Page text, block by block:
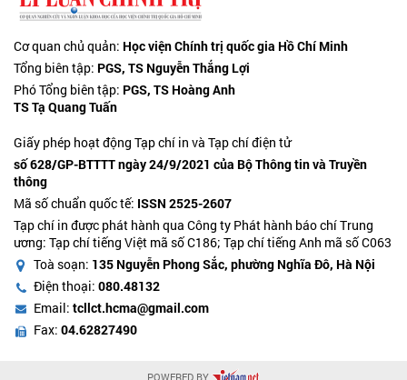
Cơ quan chủ quản: Học viện Chính trị quốc gia Hồ Chí Minh
Tổng biên tập: PGS, TS Nguyễn Thắng Lợi
Phó Tổng biên tập: PGS, TS Hoàng Anh
TS Tạ Quang Tuấn
Giấy phép hoạt động Tạp chí in và Tạp chí điện tử
số 628/GP-BTTTT ngày 24/9/2021 của Bộ Thông tin và Truyền
thông
Mã số chuẩn quốc tế: ISSN 2525-2607
Tạp chí in được phát hành qua Công ty Phát hành báo chí Trung
ương: Tạp chí tiếng Việt mã số C186; Tạp chí tiếng Anh mã số C063
Toà soạn: 135 Nguyễn Phong Sắc, phường Nghĩa Đô, Hà Nội
Điện thoại: 080.48132
Email: tcllct.hcma@gmail.com
Fax: 04.62827490
POWERED BY